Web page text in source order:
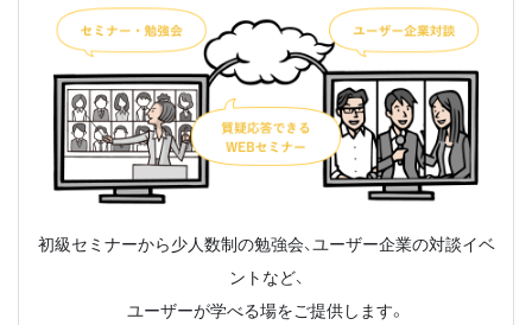
初級セミナーから少人数制の勉強会、ユーザー企業の対談イベ
ントなど、
ユーザーが学べる場をご提供します。